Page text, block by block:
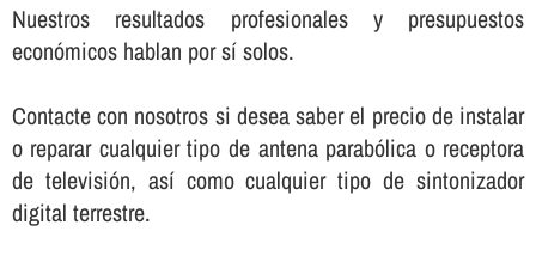
Nuestros resultados profesionales y presupuestos
económicos hablan por sí­ solos.
Contacte con nosotros si desea saber el precio de instalar
o reparar cualquier tipo de antena parabólica o receptora
de televisión, así­ como cualquier tipo de sintonizador
digital terrestre.